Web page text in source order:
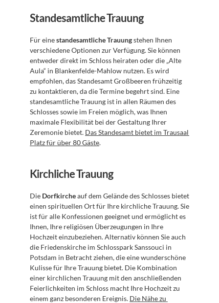
Standesamtliche Trauung
Für eine standesamtliche Trauung stehen Ihnen
verschiedene Optionen zur Verfügung. Sie können
entweder direkt im Schloss heiraten oder die „Alte
Aula“ in Blankenfelde-Mahlow nutzen. Es wird
empfohlen, das Standesamt Großbeeren frühzeitig
zu kontaktieren, da die Termine begehrt sind. Eine
standesamtliche Trauung ist in allen Räumen des
Schlosses sowie im Freien möglich, was Ihnen
maximale Flexibilität bei der Gestaltung Ihrer
Zeremonie bietet. Das Standesamt bietet im Trausaal
Platz für über 80 Gäste.
Kirchliche Trauung
Die Dorfkirche auf dem Gelände des Schlosses bietet
einen spirituellen Ort für Ihre kirchliche Trauung. Sie
ist für alle Konfessionen geeignet und ermöglicht es
Ihnen, Ihre religiösen Überzeugungen in Ihre
Hochzeit einzubeziehen. Alternativ können Sie auch
die Friedenskirche im Schlosspark Sanssouci in
Potsdam in Betracht ziehen, die eine wunderschöne
Kulisse für Ihre Trauung bietet. Die Kombination
einer kirchlichen Trauung mit den anschließenden
Feierlichkeiten im Schloss macht Ihre Hochzeit zu
einem ganz besonderen Ereignis. Die Nähe zu